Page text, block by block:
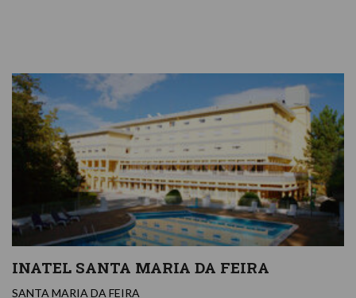
INATEL SANTA MARIA DA FEIRA
SANTA MARIA DA FEIRA